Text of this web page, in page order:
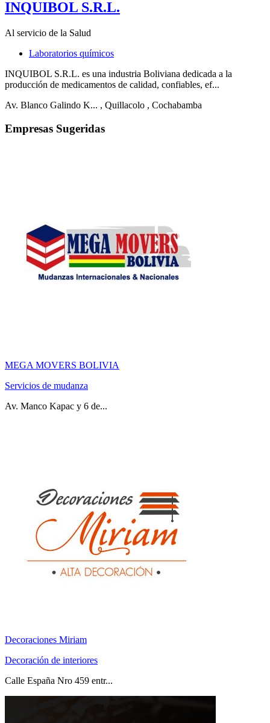
INQUIBOL S.R.L.
Al servicio de la Salud
Laboratorios químicos
INQUIBOL S.R.L. es una industria Boliviana dedicada a la
producción de medicamentos de calidad, confiables, ef...
Av. Blanco Galindo K... , Quillacolo , Cochabamba
Empresas Sugeridas
MEGA MOVERS BOLIVIA
Servicios de mudanza
Av. Manco Kapac y 6 de...
Decoraciones Miriam
Decoración de interiores
Calle España Nro 459 entr...